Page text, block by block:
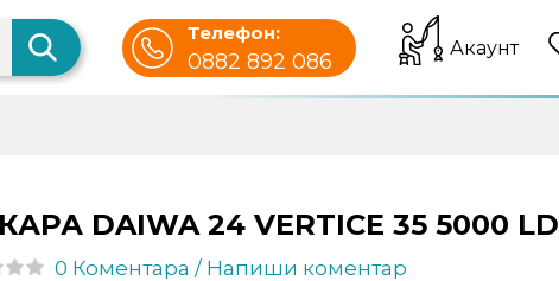
Телефон:
0882 892 086
Акаунт
DAIWA 24 VERTICE 35 5000 LD
0 Коментара / Напиши коментар